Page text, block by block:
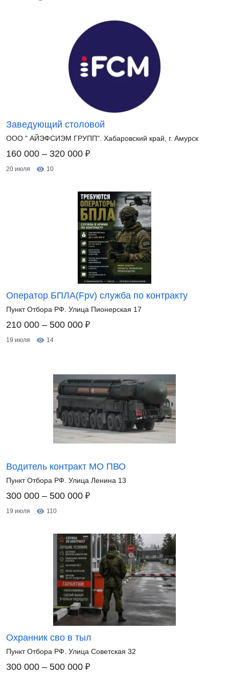
Заведующий столовой
ООО " АЙЭФСИЭМ ГРУПП". Хабаровский край, г. Амурск
160 000 – 320 000 ₽
20 июля 10
Оператор БПЛА(Fpv) служба по контракту
Пункт Отбора РФ. Улица Пионерская 17
210 000 – 500 000 ₽
19 июля 14
Водитель контракт МО ПВО
Пункт Отбора РФ. Улица Ленина 13
300 000 – 500 000 ₽
19 июля 110
Охранник сво в тыл
Пункт Отбора РФ. Улица Советская 32
300 000 – 500 000 ₽